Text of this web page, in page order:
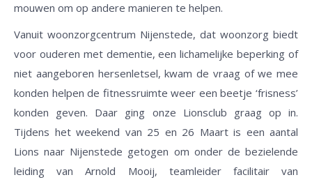
mouwen om op andere manieren te helpen.
Vanuit woonzorgcentrum Nijenstede, dat woonzorg biedt
voor ouderen met dementie, een lichamelijke beperking of
niet aangeboren hersenletsel, kwam de vraag of we mee
konden helpen de fitnessruimte weer een beetje ‘frisness’
konden geven. Daar ging onze Lionsclub graag op in.
Tijdens het weekend van 25 en 26 Maart is een aantal
Lions naar Nijenstede getogen om onder de bezielende
leiding van Arnold Mooij, teamleider facilitair van